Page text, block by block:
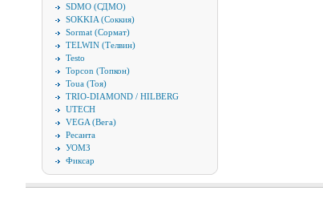
SDMO (СДМО)
SOKKIA (Соккия)
Sormat (Сормат)
TELWIN (Телвин)
Testo
Topcon (Топкон)
Toua (Тоя)
TRIO-DIAMOND / HILBERG
UTECH
VEGA (Вега)
Ресанта
УОМЗ
Фиксар